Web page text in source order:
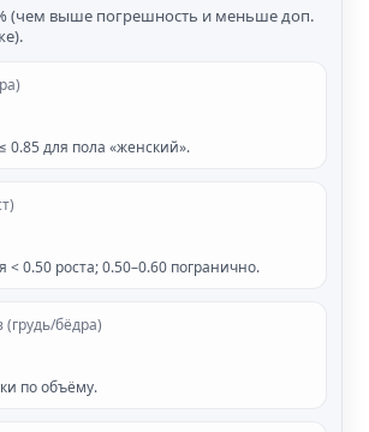
(чем выше погрешность и меньше доп.
для пола «женский».
< 0.50 роста; 0.50–0.60 погранично.
(грудь/бёдра)
по объёму.